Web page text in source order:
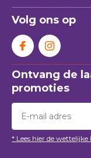
Volg ons op
Ontvang de
promoties
* Lees hier de